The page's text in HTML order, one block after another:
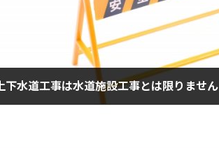
上下水道工事は水道施設工事とは限りません